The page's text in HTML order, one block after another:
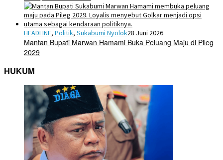
HEADLINE, Politik, Sukabumi Nyolok28 Juni 2026
Mantan Bupati Marwan Hamami Buka Peluang Maju di Pileg
2029
HUKUM